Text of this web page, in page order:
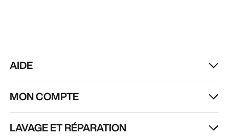
AIDE
MON COMPTE
LAVAGE ET RÉPARATION